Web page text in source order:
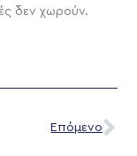
δεν χωρούν.
Επόμενο